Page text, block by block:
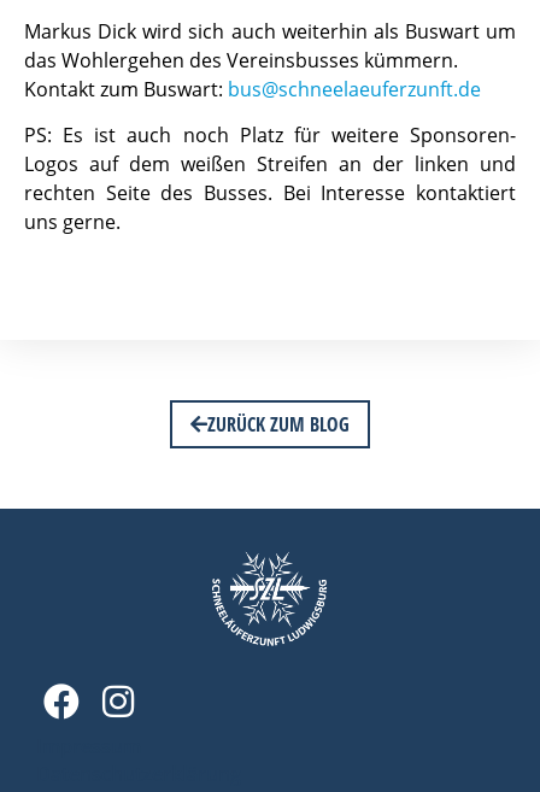
Markus Dick wird sich auch weiterhin als Buswart um
das Wohlergehen des Vereinsbusses kümmern.
Kontakt zum Buswart: bus@schneelaeuferzunft.de
PS: Es ist auch noch Platz für weitere Sponsoren-
Logos auf dem weißen Streifen an der linken und
rechten Seite des Busses. Bei Interesse kontaktiert
uns gerne.
ZURÜCK ZUM BLOG